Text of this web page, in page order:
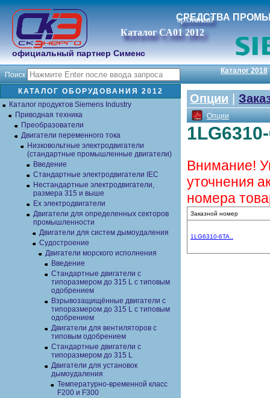
СРЕДСТВА
официальный партнер Сименс
Каталог СА01 2012
архивный
Поиск Каталог 2018
Опции
Опции
Внимание!
уточнения
номера
Заказной номер
1LG6310-6TA..
КАТАЛОГ ОБОРУДОВАНИЯ 2012
Каталог продуктов Siemens Industry
Приводная техника
Преобразователи
Двигатели переменного тока
Низковольтные электродвигатели
(стандартные промышленные двигатели)
Введение
Стандартные электродвигатели IEC
Нестандартные электродвигатели,
размера 315 и выше
Ex электродвигатели
Двигатели для определенных секторов
промышленности
Двигатели для систем дымоудаления
Судостроение
Двигатели морского исполнения
Введение
Cтандартные двигатели с
типоразмером до 315 L с типовым
одобрением
Взрывозащищённые двигатели с
типоразмером до 315 L с типовым
одобрением
Двигатели для вентиляторов с
типовым одобрением
Стандартные двигатели с
типоразмером до 315 L
Двигатели для установок
дымоудаления
Температурно-временной класс
F200 и F300